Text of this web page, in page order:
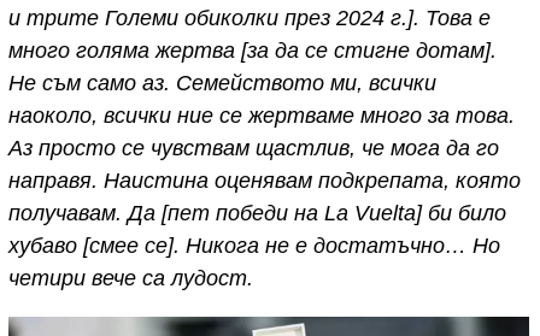
и трите Големи обиколки през 2024 г.]. Това е
много голяма жертва [за да се стигне дотам].
Не съм само аз. Семейството ми, всички
наоколо, всички ние се жертваме много за това.
Аз просто се чувствам щастлив, че мога да го
направя. Наистина оценявам подкрепата, която
получавам. Да [пет победи на La Vuelta] би било
хубаво [смее се]. Никога не е достатъчно… Но
четири вече са лудост.